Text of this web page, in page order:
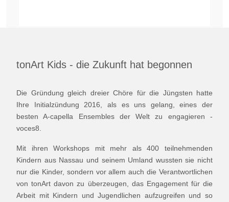
tonArt Kids - die Zukunft hat begonnen
Die Gründung gleich dreier Chöre für die Jüngsten hatte
Ihre Initialzündung 2016, als es uns gelang, eines der
besten A-capella Ensembles der Welt zu engagieren -
voces8.
Mit ihren Workshops mit mehr als 400 teilnehmenden
Kindern aus Nassau und seinem Umland wussten sie nicht
nur die Kinder, sondern vor allem auch die Verantwortlichen
von tonArt davon zu überzeugen, das Engagement für die
Arbeit mit Kindern und Jugendlichen aufzugreifen und so